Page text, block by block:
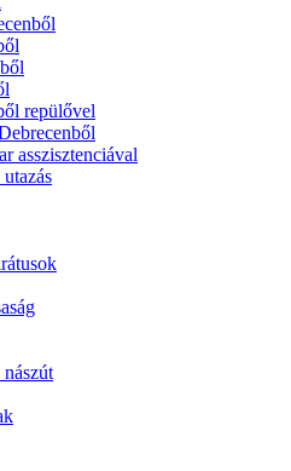
repülővel
asszisztenciával